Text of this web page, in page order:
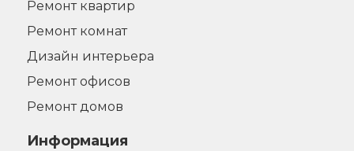
Ремонт квартир
Ремонт комнат
Дизайн интерьера
Ремонт офисов
Ремонт домов
Информация